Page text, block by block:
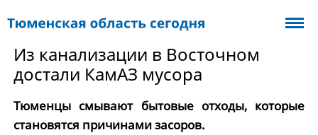
Из канализации в Восточном
достали КамАЗ мусора
Тюменцы смывают бытовые отходы, которые
становятся причинами засоров.